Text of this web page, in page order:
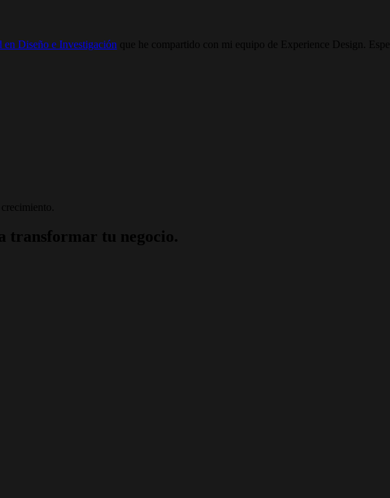
en Diseño e Investigación que he compartido con mi equipo de Experience Design.
transformar tu negocio.